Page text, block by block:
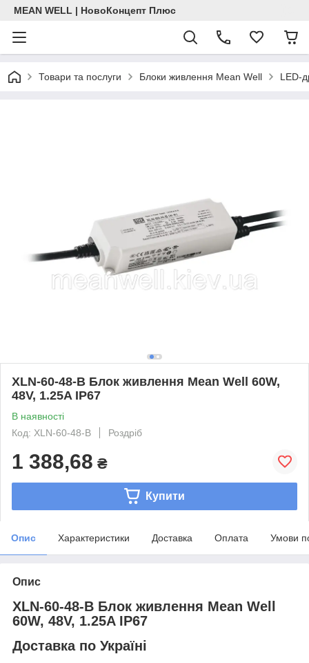
MEAN WELL | НовоКонцепт Плюс
Товари та послуги Блоки живлення Mean Well LED-
XLN-60-48-B Блок живлення Mean Well 60W,
48V, 1.25A IP67
В наявності
Код: XLN-60-48-B
Роздріб
1 388,68 ₴
Купити
Опис Характеристики Доставка Оплата Умови
Опис
XLN-60-48-B Блок живлення Mean Well
60W, 48V, 1.25A IP67
Доставка по Україні